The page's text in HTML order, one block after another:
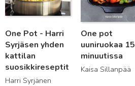
One Pot - Harri
Syrjäsen yhden
kattilan
suosikkireseptit
Harri Syrjänen
One pot
uuniruokaa 15
minuutissa
Kaisa Sillanpää